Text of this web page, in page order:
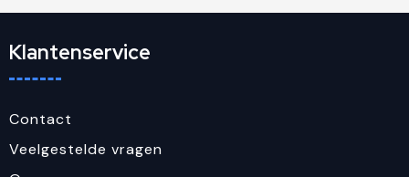
Klantenservice
Contact
Veelgestelde vragen